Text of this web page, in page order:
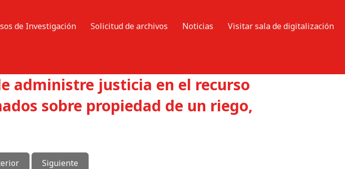
de Investigación Solicitud de archivos Noticias
Visitar sala de digitalización
administre justicia en el recurso
sobre propiedad de un riego,
Siguiente